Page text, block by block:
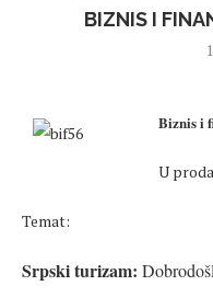
BIZNIS I
Biznis i
U
Temat:
Srpski turizam: